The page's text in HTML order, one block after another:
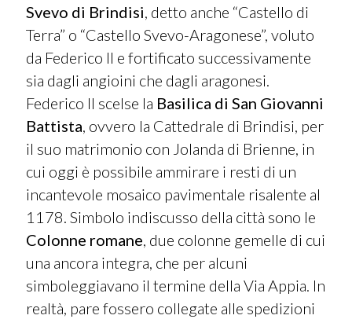
Svevo di Brindisi, detto anche “Castello di
Terra” o “Castello Svevo-Aragonese”, voluto
da Federico II e fortificato successivamente
sia dagli angioini che dagli aragonesi.
Federico II scelse la Basilica di San Giovanni
Battista, ovvero la Cattedrale di Brindisi, per
il suo matrimonio con Jolanda di Brienne, in
cui oggi è possibile ammirare i resti di un
incantevole mosaico pavimentale risalente al
1178. Simbolo indiscusso della città sono le
Colonne romane, due colonne gemelle di cui
una ancora integra, che per alcuni
simboleggiavano il termine della Via Appia. In
realtà, pare fossero collegate alle spedizioni